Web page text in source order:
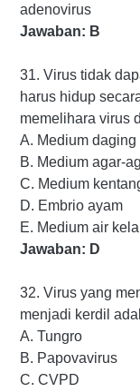
adenovirus
Jawaban: B
31. Virus tidak
harus hidup
memelihara virus
A. Medium daging
B. Medium agar-
C. Medium
D. Embrio ayam
E. Medium air
Jawaban: D
32. Virus yang
menjadi kerdil
A. Tungro
B. Papovavirus
C. CVPD